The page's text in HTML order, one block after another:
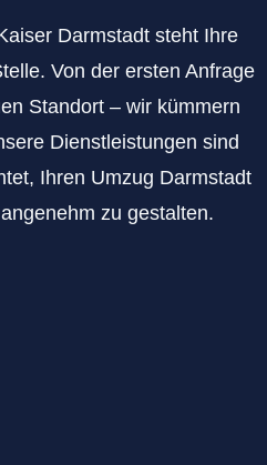
Darmstadt steht Ihre
Von der ersten Anfrage
Standort – wir kümmern
Dienstleistungen sind
Ihren Umzug Darmstadt
zu gestalten.